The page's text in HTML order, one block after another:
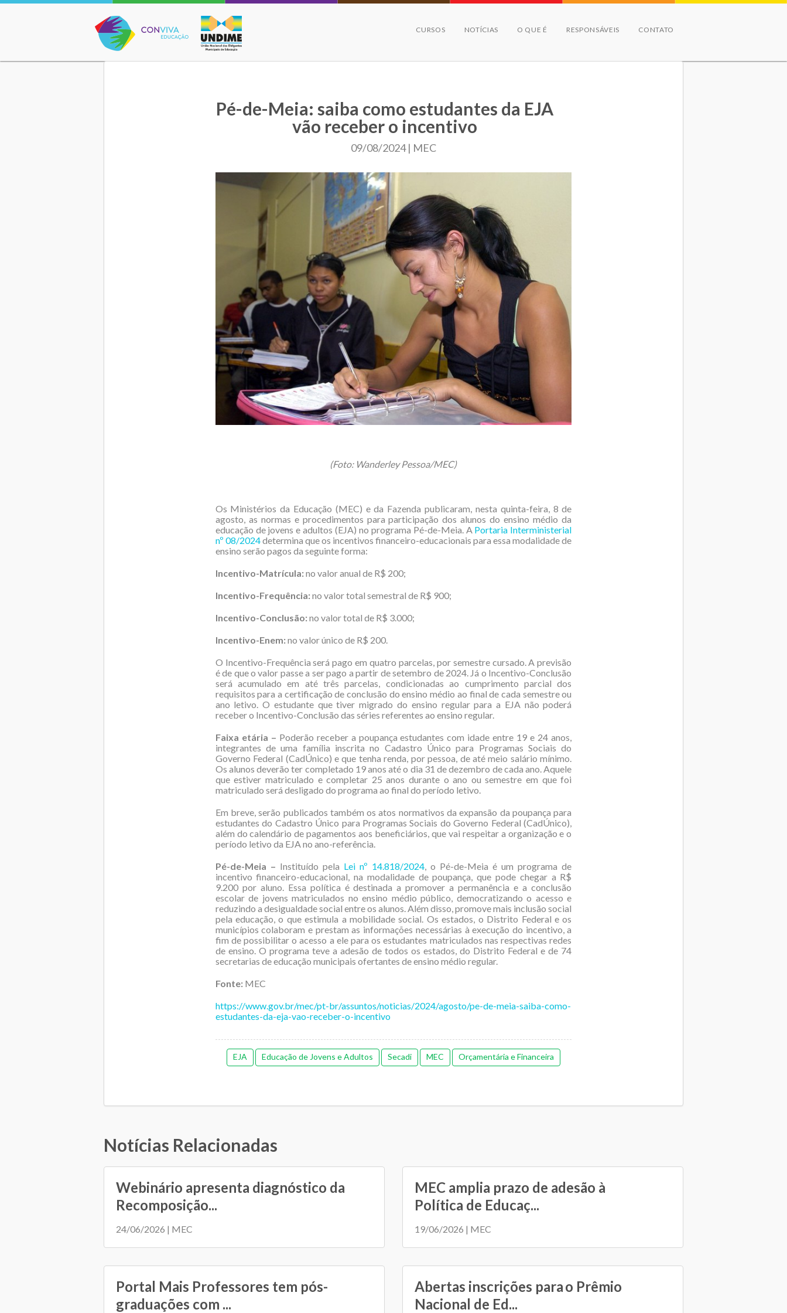
Conviva Educação
CURSOS NOTÍCIAS O QUE É RESPONSÁVEIS CONTATO
Pé-de-Meia: saiba como estudantes da EJA
vão receber o incentivo
09/08/2024 | MEC
(Foto: Wanderley Pessoa/MEC)
Os Ministérios da Educação (MEC) e da Fazenda publicaram, nesta quinta-feira, 8 de
agosto, as normas e procedimentos para participação dos alunos do ensino médio da
educação de jovens e adultos (EJA) no programa Pé-de-Meia. A Portaria Interministerial
nº 08/2024determina que os incentivos financeiro-educacionais para essa modalidade de
ensino serão pagos da seguinte forma:
Incentivo-Matrícula: no valor anual de R$ 200;
Incentivo-Frequência: no valor total semestral de R$ 900;
Incentivo-Conclusão: no valor total de R$ 3.000;
Incentivo-Enem: no valor único de R$ 200.
O Incentivo-Frequência será pago em quatro parcelas, por semestre cursado. A previsão
é de que o valor passe a ser pago a partir de setembro de 2024. Já o Incentivo-Conclusão
será acumulado em até três parcelas, condicionadas ao cumprimento parcial dos
requisitos para a certificação de conclusão do ensino médio ao final de cada semestre ou
ano letivo. O estudante que tiver migrado do ensino regular para a EJA não poderá
receber o Incentivo-Conclusão das séries referentes ao ensino regular.
Faixa etária – Poderão receber a poupança estudantes com idade entre 19 e 24 anos,
integrantes de uma família inscrita no Cadastro Único para Programas Sociais do
Governo Federal (CadÚnico) e que tenha renda, por pessoa, de até meio salário mínimo.
Os alunos deverão ter completado 19 anos até o dia 31 de dezembro de cada ano. Aquele
que estiver matriculado e completar 25 anos durante o ano ou semestre em que foi
matriculado será desligado do programa ao final do período letivo.
Em breve, serão publicados também os atos normativos da expansão da poupança para
estudantes do Cadastro Único para Programas Sociais do Governo Federal (CadÚnico),
além do calendário de pagamentos aos beneficiários, que vai respeitar a organização e o
período letivo da EJA no ano-referência.
Pé-de-Meia – Instituído pela Lei nº 14.818/2024 , o Pé-de-Meia é um programa de
incentivo financeiro-educacional, na modalidade de poupança, que pode chegar a R$
9.200 por aluno. Essa política é destinada a promover a permanência e a conclusão
escolar de jovens matriculados no ensino médio público, democratizando o acesso e
reduzindo a desigualdade social entre os alunos. Além disso, promove mais inclusão social
pela educação, o que estimula a mobilidade social. Os estados, o Distrito Federal e os
municípios colaboram e prestam as informações necessárias à execução do incentivo, a
fim de possibilitar o acesso a ele para os estudantes matriculados nas respectivas redes
de ensino. O programa teve a adesão de todos os estados, do Distrito Federal e de 74
secretarias de educação municipais ofertantes de ensino médio regular.
Fonte: MEC
https://www.gov.br/mec/pt-br/assuntos/noticias/2024/agosto/pe-de-meia-saiba-como-
estudantes-da-eja-vao-receber-o-incentivo
EJA Educação de Jovens e Adultos Secadi MEC Orçamentária e Financeira
Notícias Relacionadas
Webinário apresenta diagnóstico da
Recomposição...
24/06/2026 | MEC
MEC amplia prazo de adesão à
Política de Educaç...
19/06/2026 | MEC
Portal Mais Professores tem pós-
graduações com ...
Abertas inscrições para o Prêmio
Nacional de Ed...